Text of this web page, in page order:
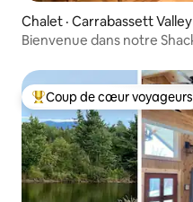
Chalet · Carrabassett Valley
Coup de cœur voyageurs
Coup de cœur voyageurs